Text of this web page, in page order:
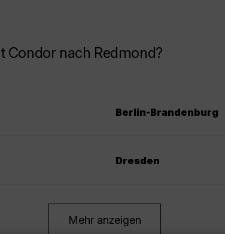
Condor nach Redmond?
Berlin-Brandenburg
Dresden
Mehr anzeigen